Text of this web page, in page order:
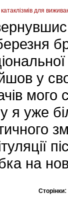
для
у
мого
я уже
на
Сторінки